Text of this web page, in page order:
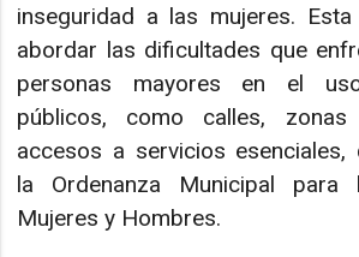
inseguridad a las mujeres.
abordar las dificultades que
personas mayores en el
públicos, como calles,
accesos a servicios esenciales,
la Ordenanza Municipal para
Mujeres y Hombres.